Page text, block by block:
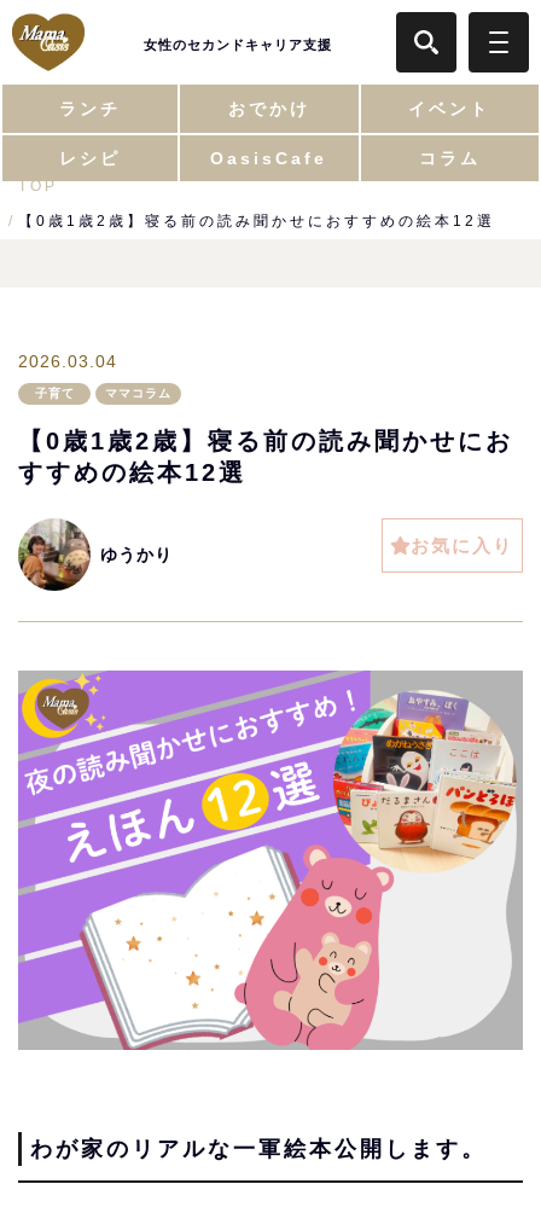
女性のセカンドキャリア支援
ランチ おでかけ イベント
レシピ OasisCafe コラム
TOP
【0歳1歳2歳】寝る前の読み聞かせにおすすめの絵本12選
2026.03.04
子育て ママコラム
【0歳1歳2歳】寝る前の読み聞かせにお
すすめの絵本12選
ゆうかり お気に入り
わが家のリアルな一軍絵本公開します。